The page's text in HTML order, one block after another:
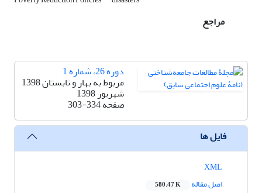
مراجع
دوره 26، شماره 1
مربوط به بهار و تابستان 1398
شهریور 1398
صفحه303-334
فایل ها
اصل مقاله
580.47 K